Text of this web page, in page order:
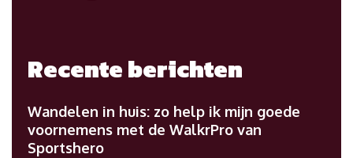
Recente berichten
Wandelen in huis: zo help ik mijn goede
voornemens met de WalkrPro van
Sportshero